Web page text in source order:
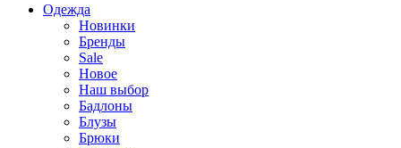
Одежда
Новинки
Бренды
Sale
Новое
Наш выбор
Бадлоны
Блузы
Брюки